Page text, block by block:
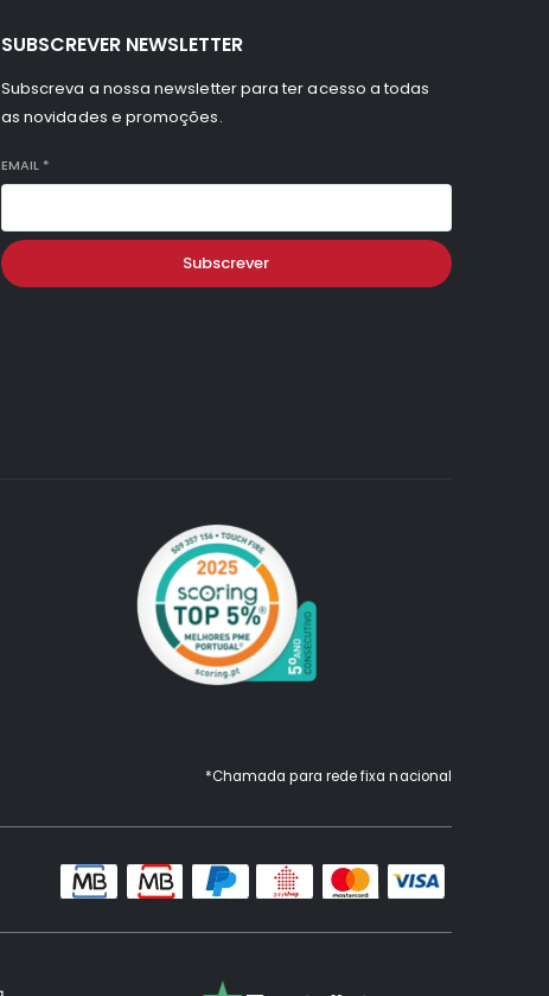
SUBSCREVER NEWSLETTER
Subscreva a nossa newsletter para ter acesso a todas
as novidades e promoções.
EMAIL *
Subscrever
*Chamada para rede fixa nacional